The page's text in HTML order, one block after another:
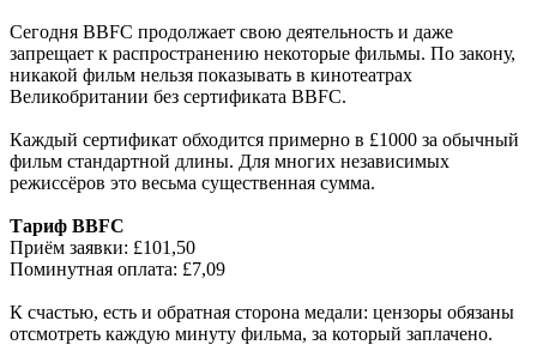
Сегодня BBFC продолжает свою деятельность и даже
запрещает к распространению некоторые фильмы. По закону,
никакой фильм нельзя показывать в кинотеатрах
Великобритании без сертификата BBFC.
Каждый сертификат обходится примерно в £1000 за обычный
фильм стандартной длины. Для многих независимых
режиссёров это весьма существенная сумма.
Тариф BBFC
Приём заявки: £101,50
Поминутная оплата: £7,09
К счастью, есть и обратная сторона медали: цензоры обязаны
отсмотреть каждую минуту фильма, за который заплачено.